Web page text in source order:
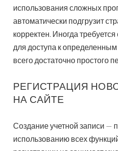
использования сложных
автоматически подгрузит
корректен. Иногда
для доступа к
всего достаточно простого
РЕГИСТРАЦИЯ
НА САЙТЕ
Создание учетной записи —
использованию всех